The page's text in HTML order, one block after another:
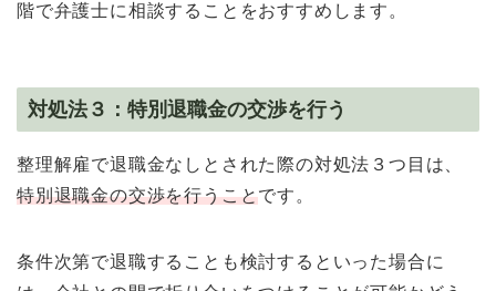
階で弁護士に相談することをおすすめします。
対処法３：特別退職金の交渉を行う
整理解雇で退職金なしとされた際の対処法３つ目は、
特別退職金の交渉を行うことです。
条件次第で退職することも検討するといった場合に